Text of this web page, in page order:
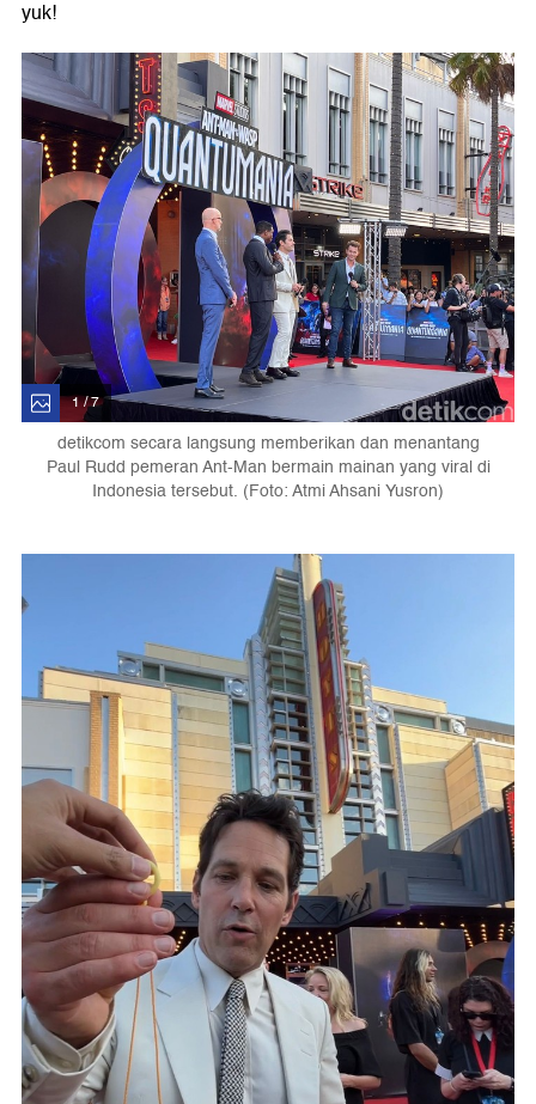
yuk!
1 / 7
detikcom secara langsung memberikan dan menantang
Paul Rudd pemeran Ant-Man bermain mainan yang viral di
Indonesia tersebut. (Foto: Atmi Ahsani Yusron)